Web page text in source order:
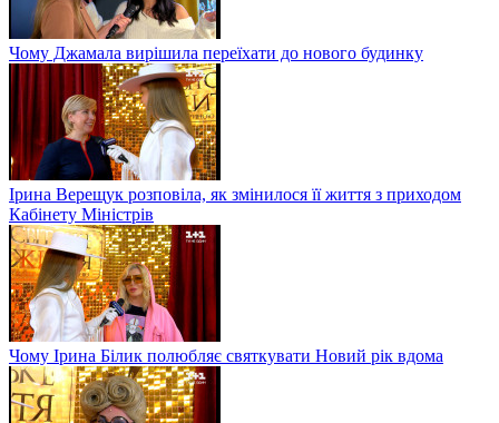
Чому Джамала вирішила переїхати до нового будинку
Ірина Верещук розповіла, як змінилося її життя з приходом
Кабінету Міністрів
Чому Ірина Білик полюбляє святкувати Новий рік вдома